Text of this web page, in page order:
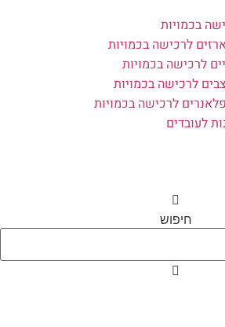
בכמויות
לרכישה בכמויות
לרכישה בכמויות
לרכישה בכמויות
לרכישה בכמויות
לעובדים
חיפוש